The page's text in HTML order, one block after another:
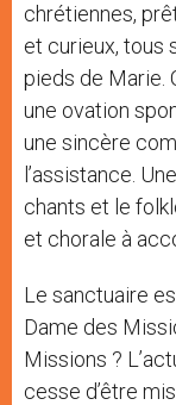
chrétiennes,
et curieux, tous
pieds de Marie.
une ovation
une sincère
l’assistance.
chants et le
et chorale à
Le sanctuaire
Dame des
Missions ?
cesse d’être